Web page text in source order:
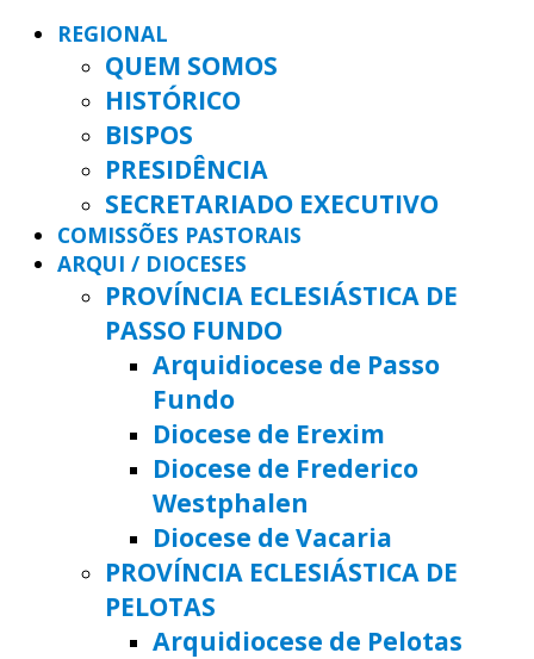
REGIONAL
QUEM SOMOS
HISTÓRICO
BISPOS
PRESIDÊNCIA
SECRETARIADO EXECUTIVO
COMISSÕES PASTORAIS
ARQUI / DIOCESES
PROVÍNCIA ECLESIÁSTICA DE
PASSO FUNDO
Arquidiocese de Passo
Fundo
Diocese de Erexim
Diocese de Frederico
Westphalen
Diocese de Vacaria
PROVÍNCIA ECLESIÁSTICA DE
PELOTAS
Arquidiocese de Pelotas